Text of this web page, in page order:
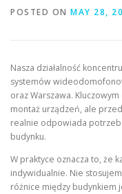
POSTED ON MAY 28,
Nasza działalność
systemów
oraz Warszawa.
montaż urządzeń, ale
realnie odpowiada
budynku.
W praktyce oznacza to, że
indywidualnie. Nie
różnice między budynkiem